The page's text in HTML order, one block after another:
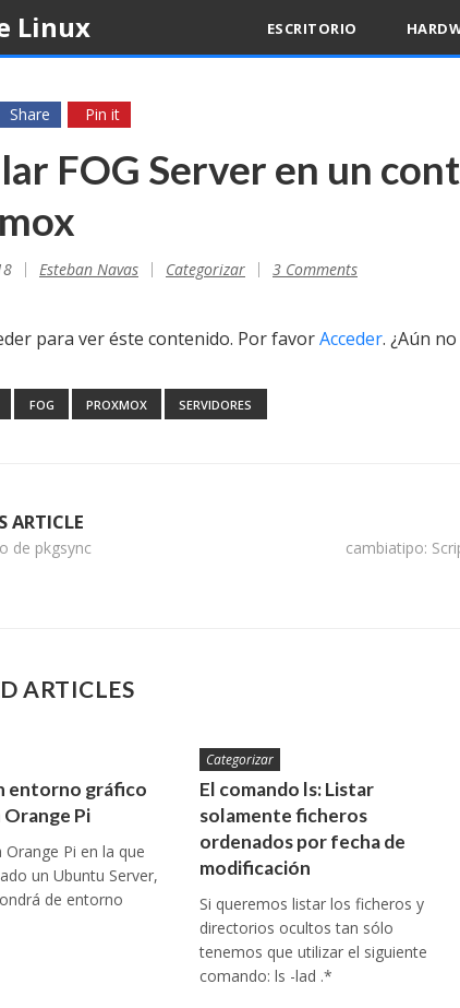
Linux ESCRITORIO
Share Pin it
FOG Server en un
Esteban Navas Categorizar 3 Comments
para ver éste contenido. Por favorAcceder. ¿Aún
FOG PROXMOX SERVIDORES
cambiatipo:
ARTICLE
de pkgsync
ARTICLES
entorno gráfico
Orange Pi
Orange Pi en la que
un Ubuntu Server,
de entorno
Categorizar
El comando ls: Listar
solamente ficheros
ordenados por fecha de
modificación
Si queremos listar los ficheros y
directorios ocultos tan sólo
tenemos que utilizar el siguiente
comando: ls -lad .*